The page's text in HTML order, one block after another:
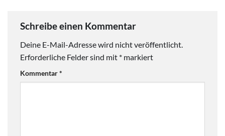
Schreibe einen Kommentar
Deine E-Mail-Adresse wird nicht veröffentlicht.
Erforderliche Felder sind mit * markiert
Kommentar*